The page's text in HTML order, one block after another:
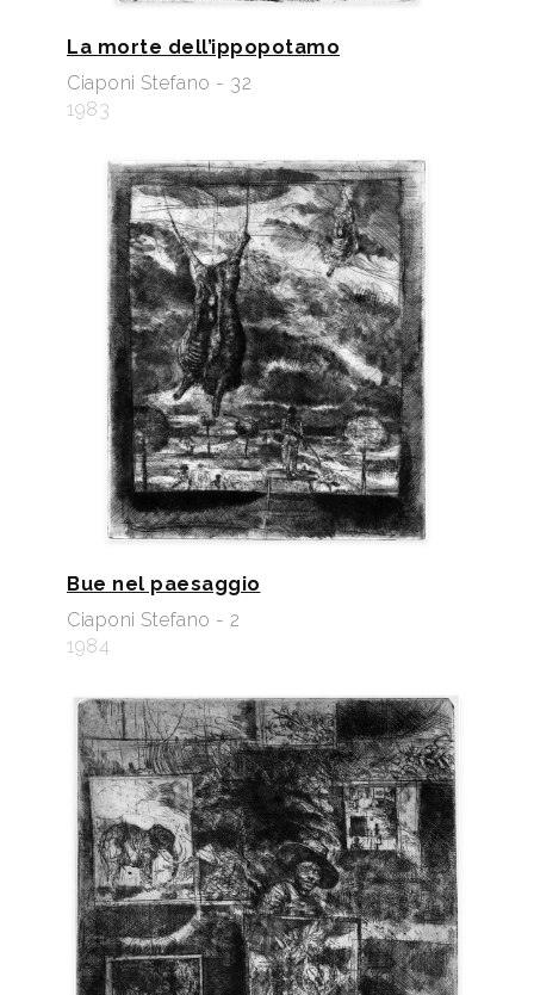
La morte dell’ippopotamo
Ciaponi Stefano - 32
1983
Bue nel paesaggio
Ciaponi Stefano - 2
1984